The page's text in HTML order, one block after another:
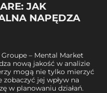
JAK
NAPĘDZA
– Mental Market
nową jakość w analizie
mogą nie tylko mierzyć
jej wpływ na
w planowaniu działań.